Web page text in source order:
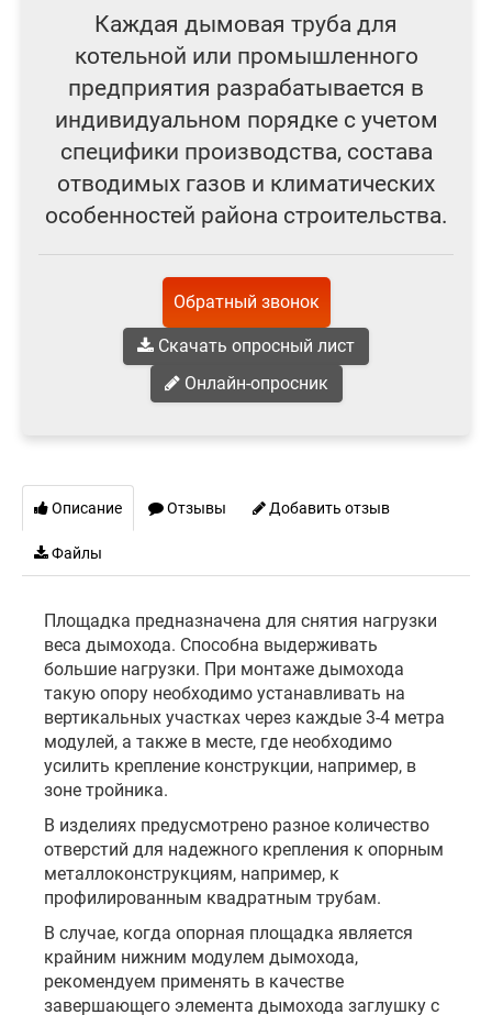
Каждая дымовая труба для
котельной или промышленного
предприятия разрабатывается в
индивидуальном порядке с учетом
специфики производства, состава
отводимых газов и климатических
особенностей района строительства.
Обратный звонок
Скачать опросный лист
Онлайн-опросник
Описание Отзывы Добавить отзыв
Файлы
Площадка предназначена для снятия нагрузки
веса дымохода. Способна выдерживать
большие нагрузки. При монтаже дымохода
такую опору необходимо устанавливать на
вертикальных участках через каждые 3-4 метра
модулей, а также в месте, где необходимо
усилить крепление конструкции, например, в
зоне тройника.
В изделиях предусмотрено разное количество
отверстий для надежного крепления к опорным
металлоконструкциям, например, к
профилированным квадратным трубам.
В случае, когда опорная площадка является
крайним нижним модулем дымохода,
рекомендуем применять в качестве
завершающего элемента дымохода заглушку с